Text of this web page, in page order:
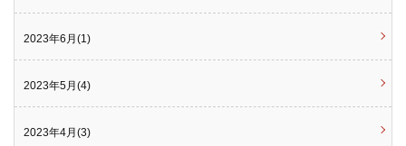
2023年6月(1)
2023年5月(4)
2023年4月(3)